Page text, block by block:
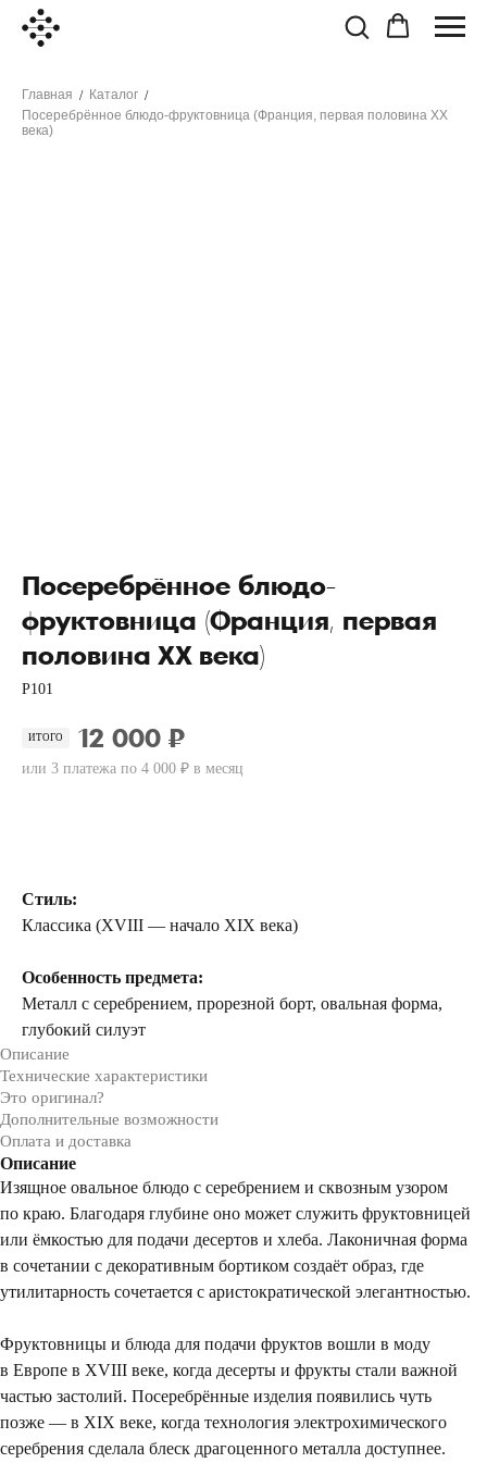
Главная / Каталог /
Посеребрённое блюдо-фруктовница (Франция, первая половина ХХ
века)
Посеребрённое блюдо-
фруктовница (Франция, первая
половина ХХ века)
P101
ИТОГО 12 000 ₽
или 3 платежа по 4 000 ₽ в месяц
Стиль:
Классика (XVIII — начало XIX века)
Особенность предмета:
Металл с серебрением, прорезной бо рт, овальная форма,
глубокий силуэт
Описание
Технические характеристики
Это оригинал?
Дополнительные возможности
Оплата и доставка
Описание
Изящное овальное блюдо с серебрением и сквозным узором
по краю. Благодаря глубине оно может служить фруктовницей
или ёмкостью для подачи десертов и хлеба. Лаконичная форма
в сочетании с декоративным бортиком создаёт образ, где
утилитарность сочетается с аристократической элегантностью.
Фруктовницы и блюда для подачи фруктов вошли в моду
в Европе в XVIII веке, когда десерты и фрукты стали важной
частью застолий. Посеребрённые изделия появились чуть
позже — в XIX веке, когда технология электрохимического
серебрения сделала блеск драгоценного металла доступнее.